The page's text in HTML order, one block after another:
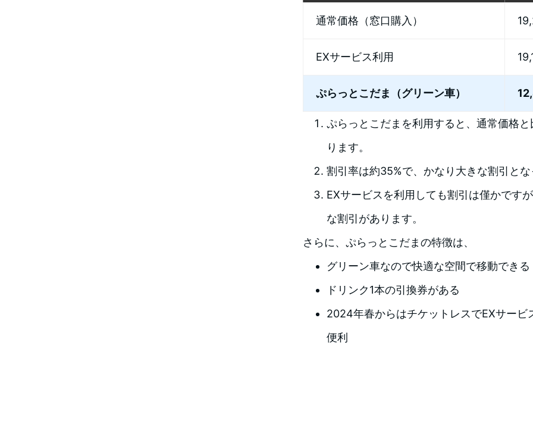
通常価格（窓口購入）
EXサービス利用
ぷらっとこだま（グリーン車）
ぷらっとこだまを利用すると、通常価格
ります。
割引率は約35%で、かなり大きな割引と
EXサービスを利用しても割引は僅かです
な割引があります。
さらに、ぷらっとこだまの特徴は、
グリーン車なので快適な空間で移動できる
ドリンク1本の引換券がある
2024年春からはチケットレスでEXサービ
便利